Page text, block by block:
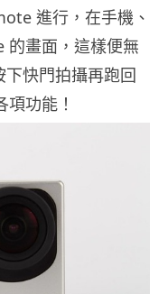
進行，在手機、
的畫面，這樣便無
下快門拍攝再跑回
功能！